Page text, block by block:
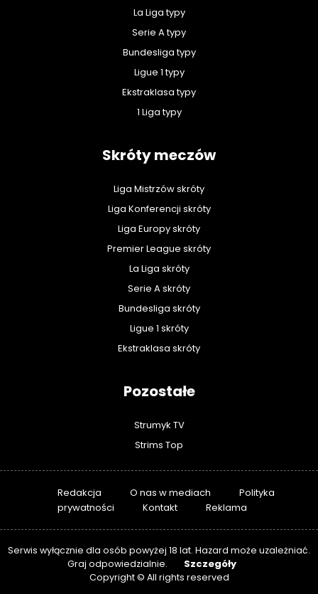
La Liga typy
Serie A typy
Bundesliga typy
Ligue 1 typy
Ekstraklasa typy
1 Liga typy
Skróty meczów
Liga Mistrzów skróty
Liga Konferencji skróty
Liga Europy skróty
Premier League skróty
La Liga skróty
Serie A skróty
Bundesliga skróty
Ligue 1 skróty
Ekstraklasa skróty
Pozostałe
Strumyk TV
Strims Top
Redakcja O nas w mediach
Polityka
prywatności
Kontakt Reklama
Serwis wyłącznie dla osób powyżej 18 lat. Hazard może uzależniać.
Graj odpowiedzialnie.
Szczegóły
Copyright © All rights reserved